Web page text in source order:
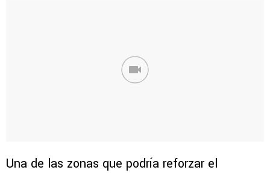
Una de las zonas que podría reforzar el